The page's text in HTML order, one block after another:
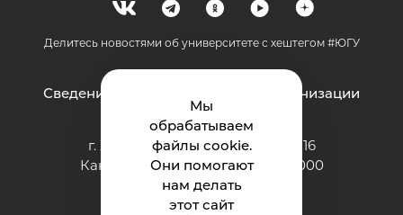
Мы
обрабатываем
файлы cookie.
Они помогают
нам делать
этот сайт
Делитесь новостями об университете с хештегом #ЮГУ
Сведения об образовательной организации
г. Ханты-Мансийск, ул. Чехова, 16
Канцелярия: тел.: +7 (3467) 377-000
e-mail:ugrasu@ugrasu.ru